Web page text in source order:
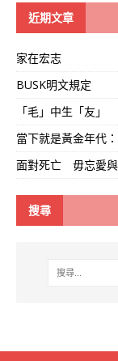
近期文章
家在宏志
BUSK明文規定
「毛」中生「友」
當下就是黃金年代
面對死亡 毋忘愛與
搜尋